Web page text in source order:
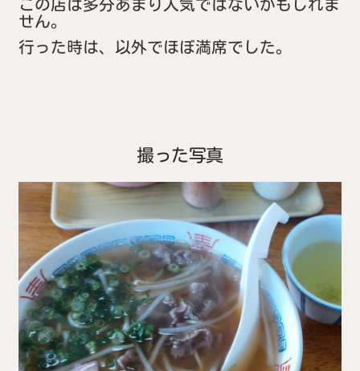
この店は多分あまり人気ではないかもしれま
せん。
行った時は、以外でほぼ満席でした。
撮った写真